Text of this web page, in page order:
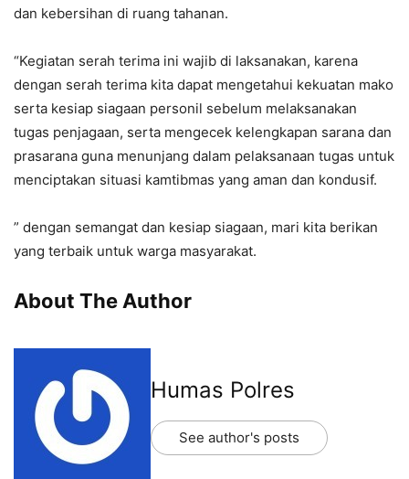
dan kebersihan di ruang tahanan.
“Kegiatan serah terima ini wajib di laksanakan, karena
dengan serah terima kita dapat mengetahui kekuatan mako
serta kesiap siagaan personil sebelum melaksanakan
tugas penjagaan, serta mengecek kelengkapan sarana dan
prasarana guna menunjang dalam pelaksanaan tugas untuk
menciptakan situasi kamtibmas yang aman dan kondusif.
” dengan semangat dan kesiap siagaan, mari kita berikan
yang terbaik untuk warga masyarakat.
About The Author
Humas Polres
See author's posts